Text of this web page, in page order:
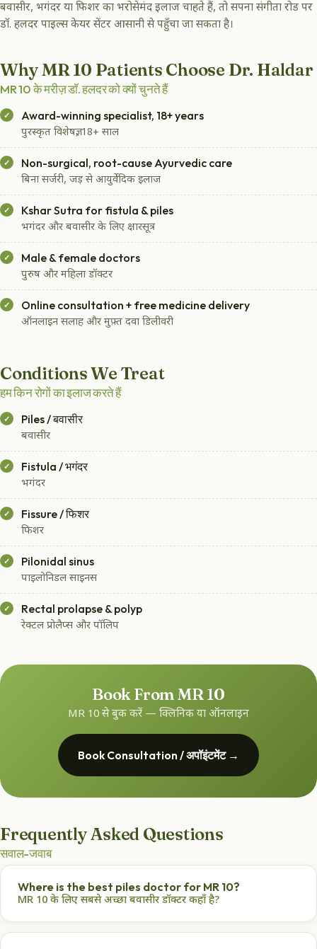
बवासीर, भगंदर या फिशर का भरोसेमंद इलाज चाहते हैं, तो सपना संगीता रोड पर
डॉ. हलदर पाइल्स केयर सेंटर आसानी से पहुँचा जा सकता है।
Why MR 10 Patients Choose Dr. Haldar
MR 10 के मरीज़ डॉ. हलदर को क्यों चुनते हैं
Award-winning specialist, 18+ years
पुरस्कृत विशेषज्ञ, 18+ साल
Non-surgical, root-cause Ayurvedic care
बिना सर्जरी, जड़ से आयुर्वेदिक इलाज
Kshar Sutra for fistula & piles
भगंदर और बवासीर के लिए क्षारसूत्र
Male & female doctors
पुरुष और महिला डॉक्टर
Online consultation + free medicine delivery
ऑनलाइन सलाह और मुफ़्त दवा डिलीवरी
Conditions We Treat
हम किन रोगों का इलाज करते हैं
Piles / बवासीर
बवासीर
Fistula / भगंदर
भगंदर
Fissure / फिशर
फिशर
Pilonidal sinus
पाइलोनिडल साइनस
Rectal prolapse & polyp
रेक्टल प्रोलैप्स और पॉलिप
Book From MR 10
MR 10 से बुक करें — क्लिनिक या ऑनलाइन
Book Consultation / अपॉइंटमेंट →
Frequently Asked Questions
सवाल-जवाब
Where is the best piles doctor for MR 10?
MR 10 के लिए सबसे अच्छा बवासीर डॉक्टर कहाँ है?